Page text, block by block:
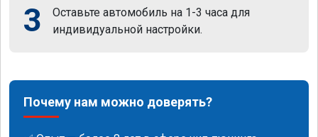
3
Оставьте автомобиль на 1-3 часа для
индивидуальной настройки.
Почему нам можно доверять?